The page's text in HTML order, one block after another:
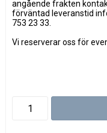
angående frakten
förväntad leveranstid
753 23 33.
Vi reserverar oss för